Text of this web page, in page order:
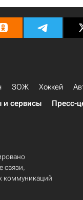
ЗОЖ Хоккей
и сервисы Пресс-
связи,
коммуникаций